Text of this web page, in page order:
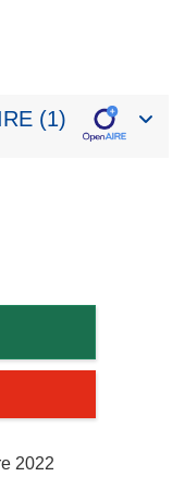
(1)
2022